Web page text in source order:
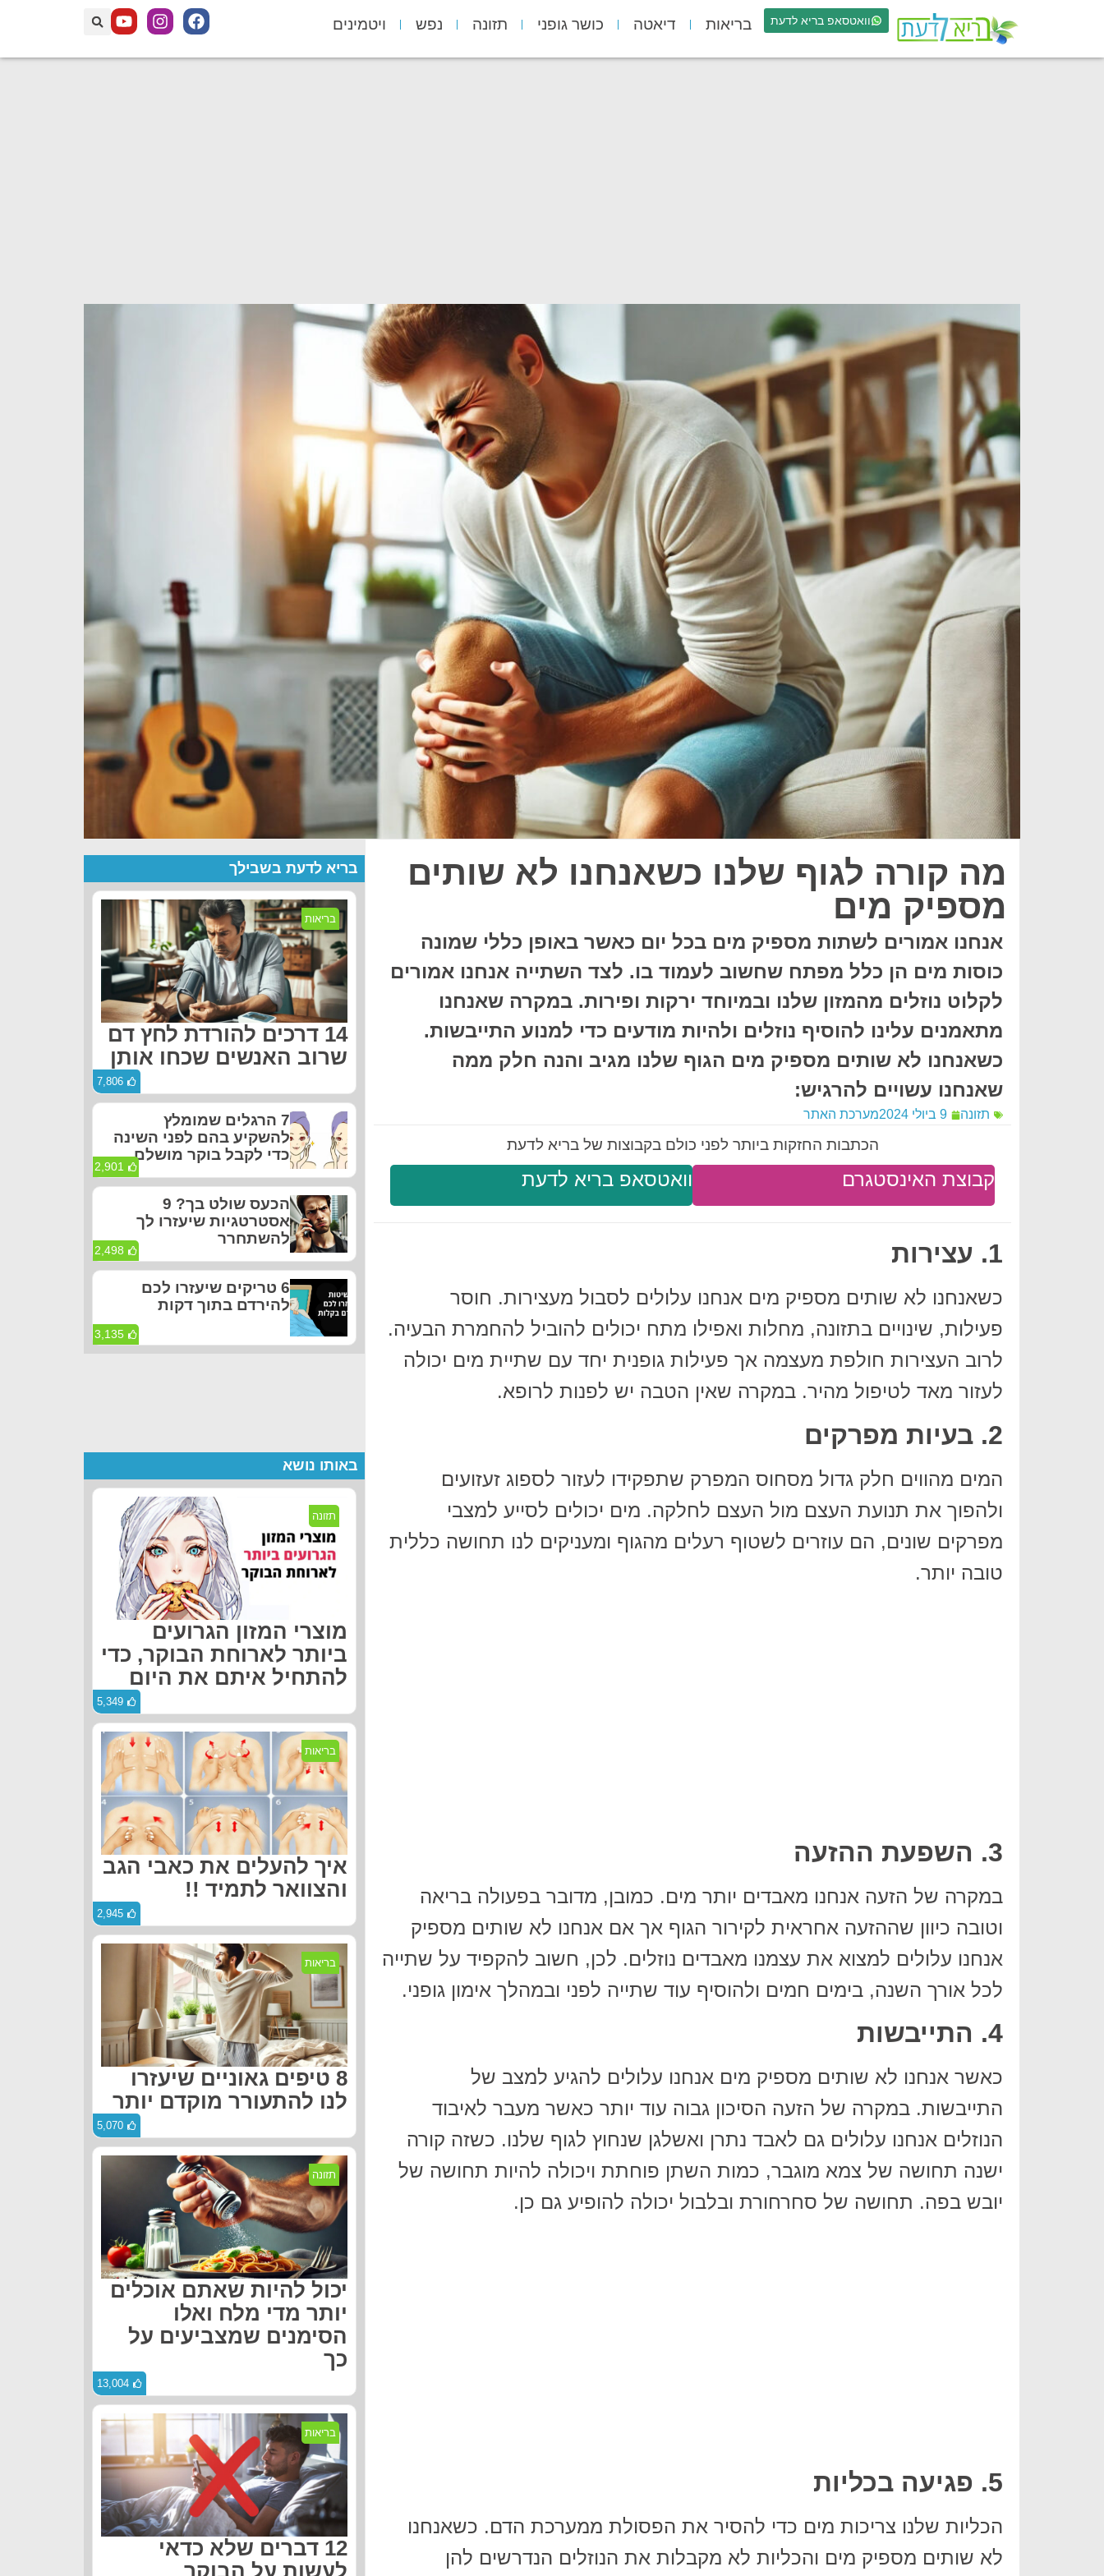
וואטסאפ בריא לדעת בריאות דיאטה כושר גופני תזונה נפש ויטמינים
מה קורה לגוף שלנו כשאנחנו לא שותים
מספיק מים
אנחנו אמורים לשתות מספיק מים בכל יום כאשר באופן כללי שמונה
כוסות מים הן כלל מפתח שחשוב לעמוד בו. לצד השתייה אנחנו אמורים
לקלוט נוזלים מהמזון שלנו ובמיוחד ירקות ופירות. במקרה שאנחנו
מתאמנים עלינו להוסיף נוזלים ולהיות מודעים כדי למנוע התייבשות.
כשאנחנו לא שותים מספיק מים הגוף שלנו מגיב והנה חלק ממה
שאנחנו עשויים להרגיש:
תזונה 9 ביולי 2024 מערכת האתר
הכתבות החזקות ביותר לפני כולם בקבוצות של בריא לדעת
וואטסאפ בריא לדעת קבוצת האינסטגרם
1. עצירות
כשאנחנו לא שותים מספיק מים אנחנו עלולים לסבול מעצירות. חוסר
פעילות, שינויים בתזונה, מחלות ואפילו מתח יכולים להוביל להחמרת הבעיה.
לרוב העצירות חולפת מעצמה אך פעילות גופנית יחד עם שתיית מים יכולה
לעזור מאד לטיפול מהיר. במקרה שאין הטבה יש לפנות לרופא.
2. בעיות מפרקים
המים מהווים חלק גדול מסחוס המפרק שתפקידו לעזור לספוג זעזועים
ולהפוך את תנועת העצם מול העצם לחלקה. מים יכולים לסייע למצבי
מפרקים שונים, הם עוזרים לשטוף רעלים מהגוף ומעניקים לנו תחושה כללית
טובה יותר.
3. השפעת ההזעה
במקרה של הזעה אנחנו מאבדים יותר מים. כמובן, מדובר בפעולה בריאה
וטובה כיוון שההזעה אחראית לקירור הגוף אך אם אנחנו לא שותים מספיק
אנחנו עלולים למצוא את עצמנו מאבדים נוזלים. לכן, חשוב להקפיד על שתייה
לכל אורך השנה, בימים חמים ולהוסיף עוד שתייה לפני ובמהלך אימון גופני.
4. התייבשות
כאשר אנחנו לא שותים מספיק מים אנחנו עלולים להגיע למצב של
התייבשות. במקרה של הזעה הסיכון גבוה עוד יותר כאשר מעבר לאיבוד
הנוזלים אנחנו עלולים גם לאבד נתרן ואשלגן שנחוץ לגוף שלנו. כשזה קורה
ישנה תחושה של צמא מוגבר, כמות השתן פוחתת ויכולה להיות תחושה של
יובש בפה. תחושה של סחרחורת ובלבול יכולה להופיע גם כן.
5. פגיעה בכליות
הכליות שלנו צריכות מים כדי להסיר את הפסולת ממערכת הדם. כשאנחנו
לא שותים מספיק מים והכליות לא מקבלות את הנוזלים הנדרשים להן
בריא לדעת בשבילך
בריאות
14 דרכים להורדת לחץ דם
שרוב האנשים שכחו אותן
7,806
7 הרגלים שמומלץ
להשקיע בהם לפני השינה
כדי לקבל בוקר מושלם
2,901
הכעס שולט בך? 9
אסטרטגיות שיעזרו לך
להשתחרר
2,498
6 טריקים שיעזרו לכם
להירדם בתוך דקות
3,135
באותו נושא
תזונה
מוצרי המזון הגרועים
ביותר לארוחת הבוקר, כדי
להתחיל איתם את היום
5,349
בריאות
איך להעלים את כאבי הגב
והצוואר לתמיד !!
2,945
בריאות
8 טיפים גאוניים שיעזרו
לנו להתעורר מוקדם יותר
5,070
תזונה
יכול להיות שאתם אוכלים
יותר מדי מלח ואלו
הסימנים שמצביעים על
כך
13,004
בריאות
12 דברים שלא כדאי
לעשות על הבוקר